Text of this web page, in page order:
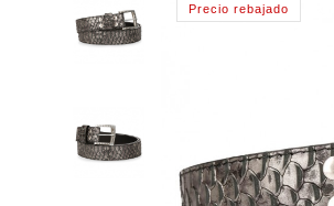
Precio rebajado